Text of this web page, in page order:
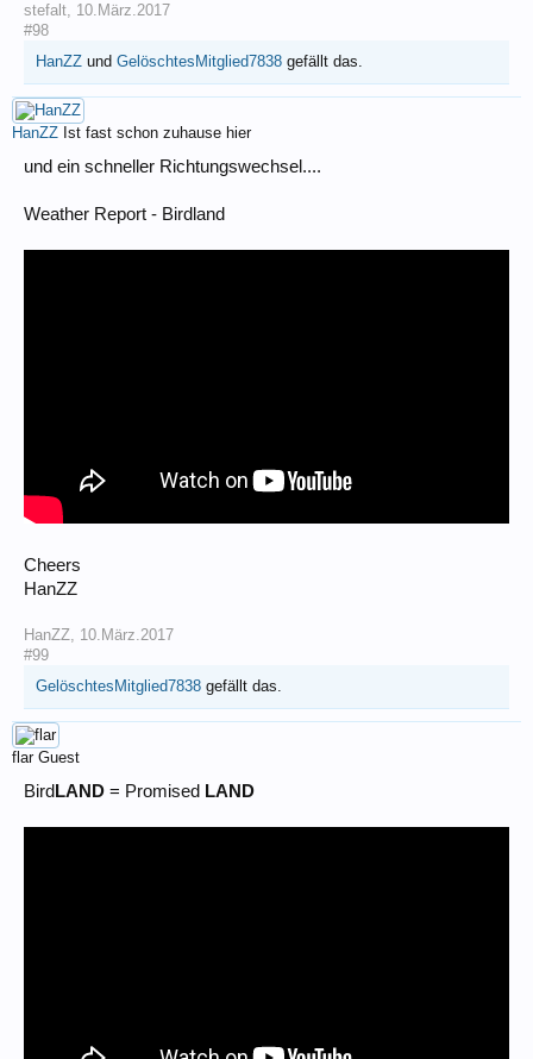
stefalt, 10.März.2017
#98
HanZZ und GelöschtesMitglied7838 gefällt das.
HanZZ Ist fast schon zuhause hier
und ein schneller Richtungswechsel....
Weather Report - Birdland
Cheers
HanZZ
HanZZ 10.März.2017
#99
GelöschtesMitglied7838 gefällt das.
flar Guest
Bird LAND = Promised LAND